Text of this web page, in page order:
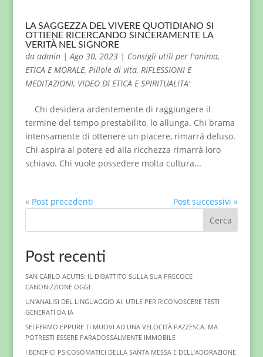
LA SAGGEZZA DEL VIVERE QUOTIDIANO SI
OTTIENE RICERCANDO SINCERAMENTE LA
VERITÀ NEL SIGNORE
da admin|Ago 30, 2023| Consigli utili per l'anima,
ETICA E MORALE, Pillole di vita, RIFLESSIONI E
MEDITAZIONI, VIDEO DI ETICA E SPIRITUALITA'
Chi desidera ardentemente di raggiungere il
termine del tempo prestabilito, lo allunga. Chi brama
intensamente di ottenere un piacere, rimarrá deluso.
Chi aspira al potere ed alla ricchezza rimarrà loro
schiavo. Chi vuole possedere molta cultura...
« Post precedenti
Post successivi »
Cerca
Post recenti
SAN CARLO ACUTIS: IL DIBATTITO SULLA SUA PRECOCE
CANONIZZIONE OGGI
UN’ANALISI DEL LINGUAGGIO AI. UTILE PER RICONOSCERE TESTI
GENERATI DA IA
SEI FERMO EPPURE TI MUOVI AD UNA VELOCITÀ PAZZESCA. MA
POTRESTI ESSERE PARADOSSALMENTE IMMOBILE
I BENEFICI PSICOSOMATICI DELLA SANTA MESSA E DELL’ADORAZIONE